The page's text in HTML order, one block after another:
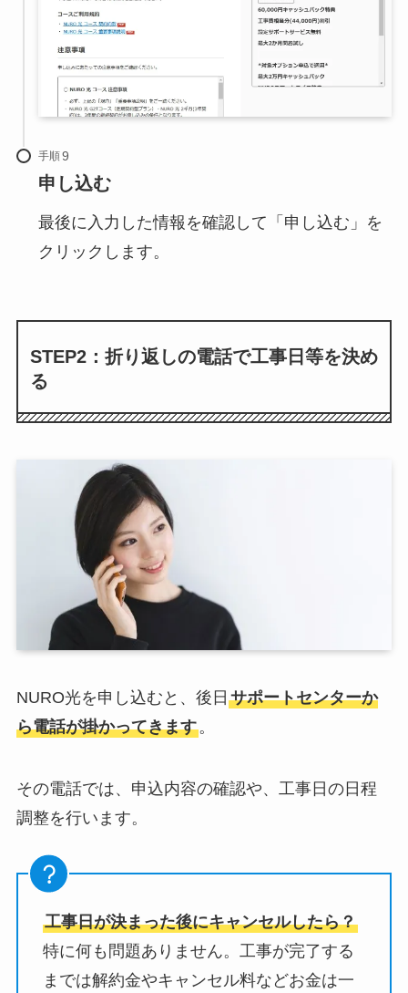
手順
申し込む
最後に入力した情報を確認して「申し込む」を
クリックします。
STEP2：折り返しの電話で工事日等を決め
る
NURO光を申し込むと、後日 サポートセンターか
ら電話が掛かってきます。
その電話では、申込内容の確認や、工事日の日程
調整を行います。
工事日が決まった後にキャンセルしたら？
特に何も問題ありません。工事が完了する
までは解約金やキャンセル料などお金は一